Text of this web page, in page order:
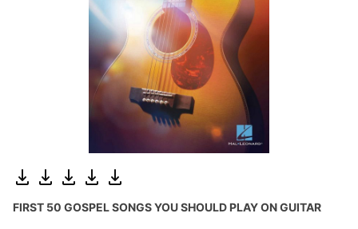
FIRST 50 GOSPEL SONGS YOU SHOULD PLAY ON GUITAR